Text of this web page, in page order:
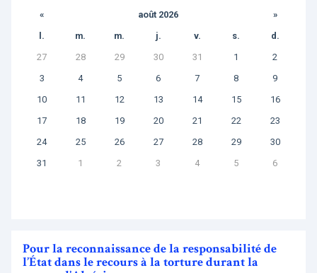
« août 2026
»
l.
m. m. j. v. s.
d.
27
28 29 30 31 1
2
3
4 5 6 7 8
9
10
11 12 13 14 15
16
17
18 19 20 21 22
23
24
25 26 27 28 29
30
31
1 2 3 4 5 6
Pour la reconnaissance de la responsabilité de
l’État dans le recours à la torture durant la